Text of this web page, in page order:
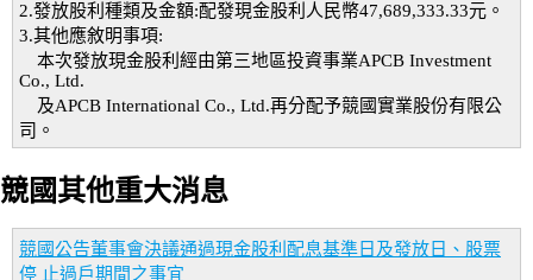
2.發放股利種類及金額:配發現金股利人民幣47,689,333.33元。
3.其他應敘明事項:
本次發放現金股利經由第三地區投資事業APCB Investment
Co., Ltd.
及APCB International Co., Ltd.再分配予競國實業股份有限公
司。
競國其他重大消息
競國公告董事會決議通過現金股利配息基準日及發放日、股票
停 止過戶期間之事宜